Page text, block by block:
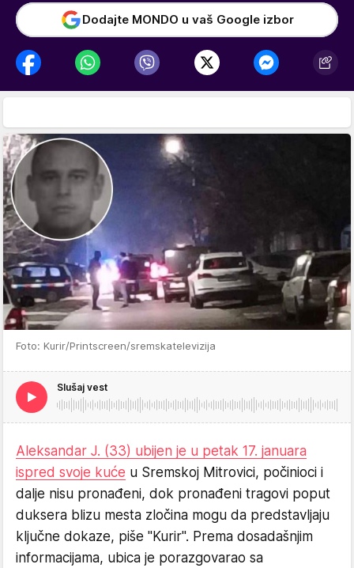
Dodajte MONDO u vaš Google izbor
Foto: Kurir/Printscreen/sremskatelevizija
Slušaj vest
Aleksandar J. (33) ubijen je u petak 17. januara
ispred svoje kuće u Sremskoj Mitrovici, počinioci i
dalje nisu pronađeni, dok pronađeni tragovi poput
duksera blizu mesta zločina mogu da predstavljaju
ključne dokaze, piše "Kurir". Prema dosadašnjim
informacijama, ubica je porazgovarao sa